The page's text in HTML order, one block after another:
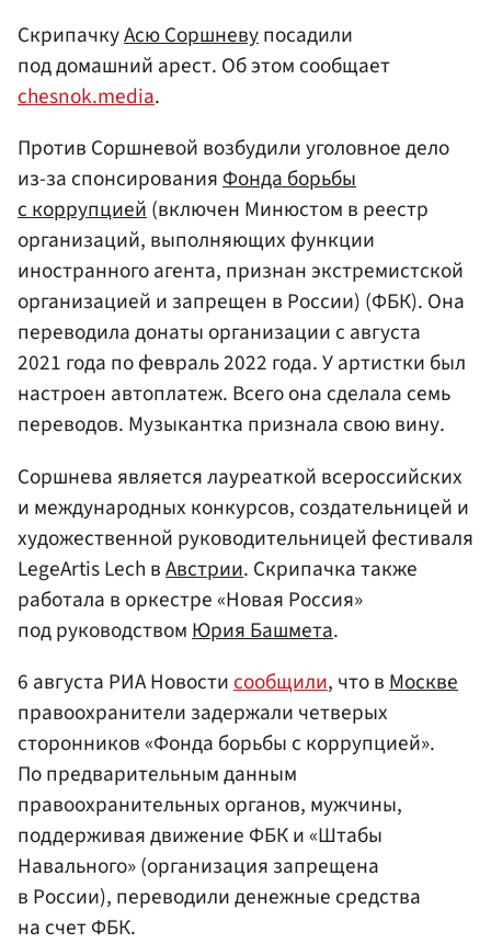
СкрипачкуАсю Соршневупосадили
под домашний арест. Об этом сообщает
chesnok.media.
Против Соршневой возбудили уголовное дело
из-за спонсированияФонда борьбы
с коррупцией(включен Минюстом в реестр
организаций, выполняющих функции
иностранного агента, признан экстремистской
организацией и запрещен в России) (ФБК). Она
переводила донаты организации с августа
2021 года по февраль 2022 года. У артистки был
настроен автоплатеж. Всего она сделала семь
переводов. Музыкантка признала свою вину.
Соршнева является лауреаткой всероссийских
и международных конкурсов, создательницей и
художественной руководительницей фестиваля
LegeArtis Lech вАвстрии. Скрипачка также
работала в оркестре «Новая Россия»
под руководством Юрия Башмета.
6 августа РИА Новостисообщили, что вМоскве
правоохранители задержали четверых
сторонников «Фонда борьбы с коррупцией».
По предварительным данным
правоохранительных органов, мужчины,
поддерживая движение ФБК и «Штабы
Навального» (организация запрещена
в России), переводили денежные средства
на счет ФБК.